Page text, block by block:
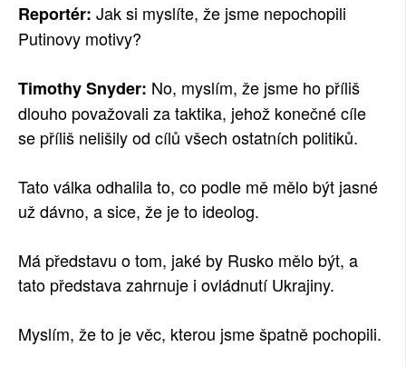
Reportér: Jak si myslíte, že jsme nepochopili
Putinovy motivy?
Timothy Snyder: No, myslím, že jsme ho příliš
dlouho považovali za taktika, jehož konečné cíle
se příliš nelišily od cílů všech ostatních politiků.
Tato válka odhalila to, co podle mě mělo být jasné
už dávno, a sice, že je to ideolog.
Má představu o tom, jaké by Rusko mělo být, a
tato představa zahrnuje i ovládnutí Ukrajiny.
Myslím, že to je věc, kterou jsme špatně pochopili.